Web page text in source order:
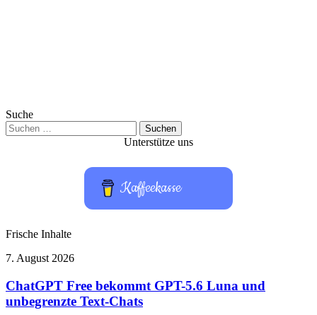
Suche
Suchen
nach:
Unterstütze uns
Kaffeekasse
Frische Inhalte
ChatGPT
bekommt
GPT-
5.6
7. August 2026
ChatGPT Free bekommt GPT-5.6 Luna und
unbegrenzte Text-Chats